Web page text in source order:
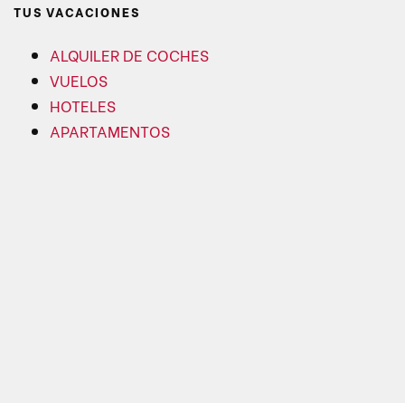
TUS VACACIONES
ALQUILER DE COCHES
VUELOS
HOTELES
APARTAMENTOS